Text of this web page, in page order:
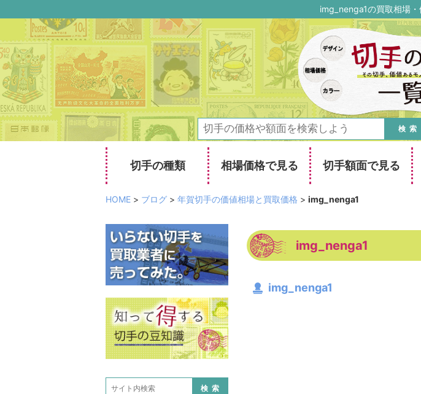
img_nenga1の買取相場
検索
切手の種類 相場価格で見る 切手額面で見る
HOME > ブログ > 年賀切手の価値相場と買取価格 > img_nenga1
img_nenga1
img_nenga1
検索